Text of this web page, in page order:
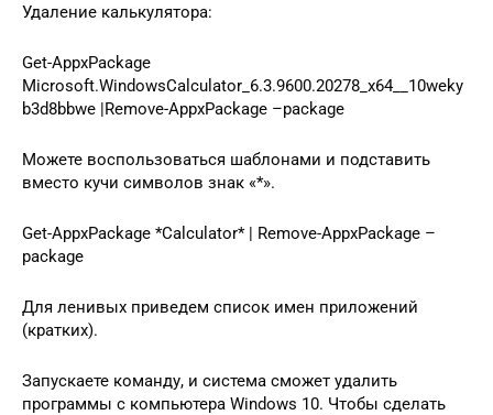
Удаление калькулятора:
Get-AppxPackage
Microsoft.WindowsCalculator_6.3.9600.20278_x64__10weky
b3d8bbwe |Remove-AppxPackage –package
Можете воспользоваться шаблонами и подставить
вместо кучи символов знак «*».
Get-AppxPackage *Calculator* | Remove-AppxPackage –
package
Для ленивых приведем список имен приложений
(кратких).
Запускаете команду, и система сможет удалить
программы с компьютера Windows 10. Чтобы сделать